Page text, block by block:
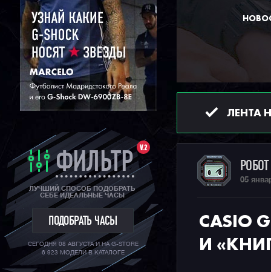
V.2
ФИЛЬТР
ЛУЧШИЙ СПОСОБ ПОДОБРАТЬ
СЕБЕ ИДЕАЛЬНЫЕ ЧАСЫ
ПОДОБРАТЬ ЧАСЫ
СЕГОДНЯ 08 АВГУСТА И НА G-STORE
6 923 МОДЕЛИ В КАТАЛОГЕ
ЛЕНТА
05
CASIO
И